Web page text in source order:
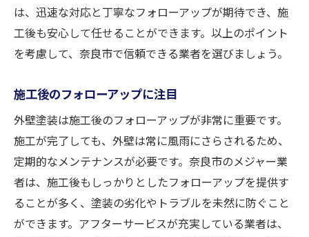
は、迅速な対応と丁寧なフォローアップが期待でき、施
工後も安心して任せることができます。以上のポイント
を考慮して、奈良市で信頼できる業者を選びましょう。
施工後のフォローアップに注目
外壁塗装は施工後のフォローアップが非常に重要です。
施工が完了しても、外壁は常に風雨にさらされるため、
定期的なメンテナンスが必要です。奈良市のメジャー業
者は、施工後もしっかりとしたフォローアップを提供す
ることが多く、塗装の劣化やトラブルを未然に防ぐこと
ができます。アフターサービスが充実している業者は、